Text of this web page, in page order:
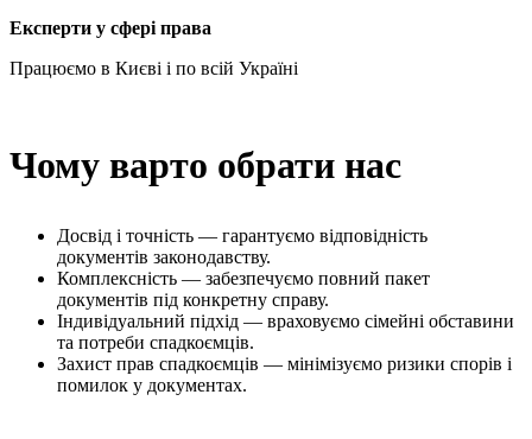
Експерти у сфері права
Працюємо в Києві і по всій Україні
Чому варто обрати нас
Досвід і точність — гарантуємо відповідність
документів законодавству.
Комплексність — забезпечуємо повний пакет
документів під конкретну справу.
Індивідуальний підхід — враховуємо сімейні обставини
та потреби спадкоємців.
Захист прав спадкоємців — мінімізуємо ризики спорів і
помилок у документах.